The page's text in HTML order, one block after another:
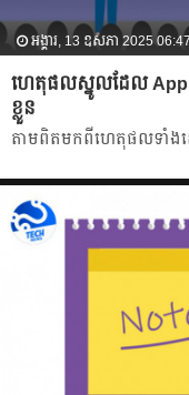
អង្គារ, 13 ឧសភា 2025 06:47
ហេតុផលស្នូលដែល
ខ្លួន
តាមពិតមកពីហេតុផលទាំង